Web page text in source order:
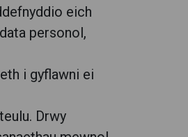
eich
personol,
i gyflawni ei
Drwy